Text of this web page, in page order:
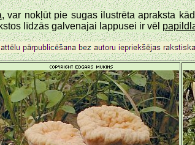
, var nokļūt pie sugas ilustrēta apraksta
līdzās galvenajai lappusei ir vēl